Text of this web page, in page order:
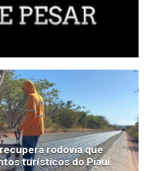
rodovia que
turísticos do Piauí